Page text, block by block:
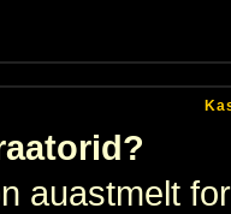
auastmelt